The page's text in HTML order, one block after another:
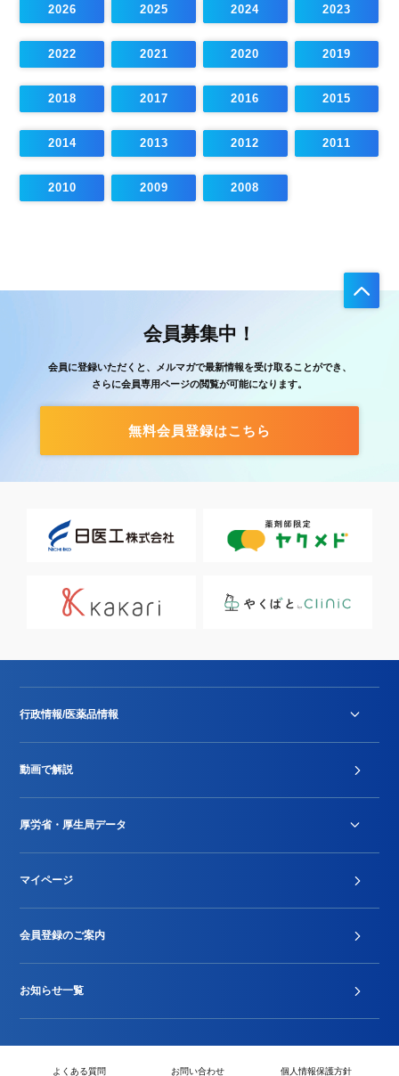
2026 2025 2024 2023
2022 2021 2020 2019
2018 2017 2016 2015
2014 2013 2012 2011
2010 2009 2008
会員募集中！
会員に登録いただくと、メルマガで最新情報を受け取ることができ、
さらに会員専用ページの閲覧が可能になります。
無料会員登録はこちら
行政情報/医薬品情報
Stu-GEレポート
動画で解説
厚労省・厚生局データ
2024年度新設項目届出状況
マイページ
会員登録のご案内
お知らせ一覧
よくある質問 お問い合わせ 個人情報保護方針